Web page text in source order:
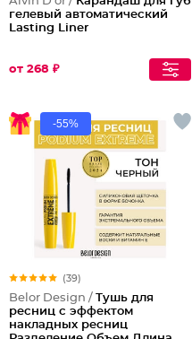
гелевый автоматический
Lasting Liner
от 268 ₽
-55%
(39)
Belor Design / Тушь для
ресниц с эффектом
накладных ресниц